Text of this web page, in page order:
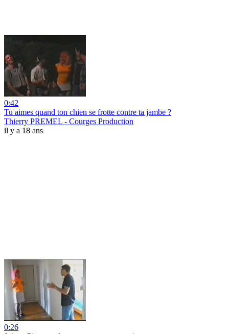
0:42
Tu aimes quand ton chien se frotte contre ta jambe ?
Thierry PREMEL - Courges Production
il y a 18 ans
0:26